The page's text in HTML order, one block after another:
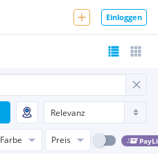
Einloggen
Farbe Preis